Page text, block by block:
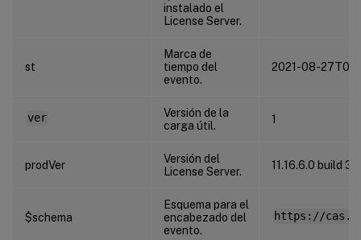
instalado el
License Server.
st
Marca de
tiempo del
evento.
2021-08-
ver
Versión de la
carga útil.
1
prodVer
Versión del
License Server.
11.16.6.0 build
$schema
Esquema para el
encabezado del
evento.
https://